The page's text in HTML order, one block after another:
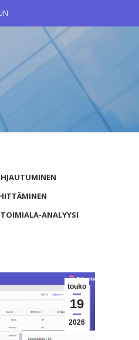
TOIMIALA-ANALYYSI
touko
19
2026